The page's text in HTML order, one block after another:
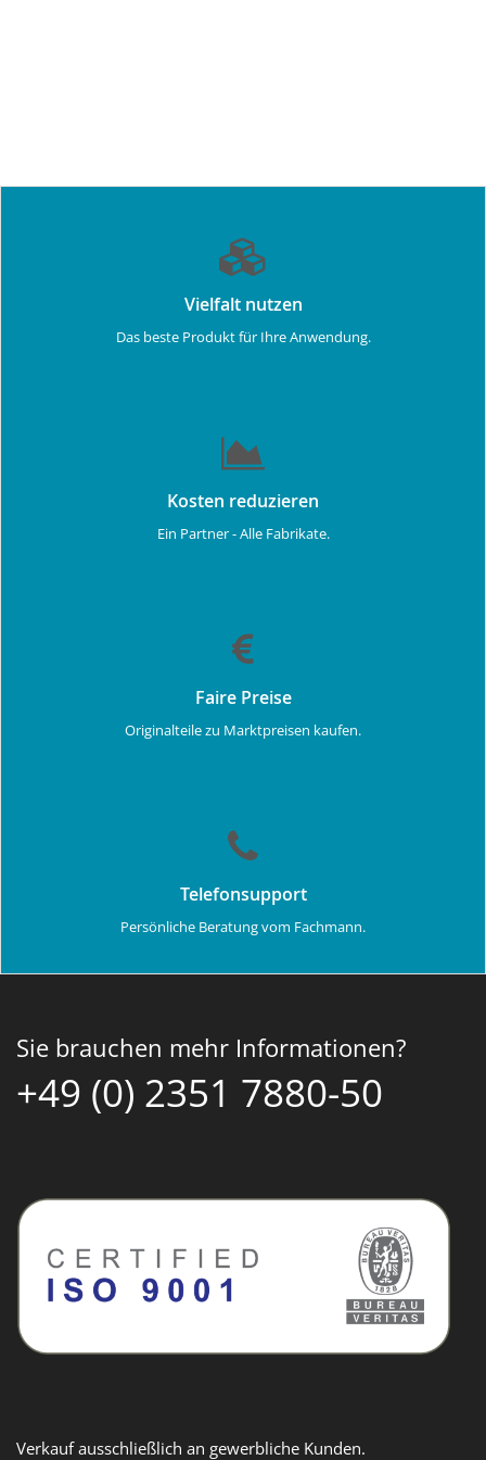
Vielfalt nutzen
Das beste Produkt für Ihre Anwendung.
Kosten reduzieren
Ein Partner - Alle Fabrikate.
Faire Preise
Originalteile zu Marktpreisen kaufen.
Telefonsupport
Persönliche Beratung vom Fachmann.
Sie brauchen mehr Informationen?
+49 (0) 2351 7880-50
Verkauf ausschließlich an gewerbliche Kunden.